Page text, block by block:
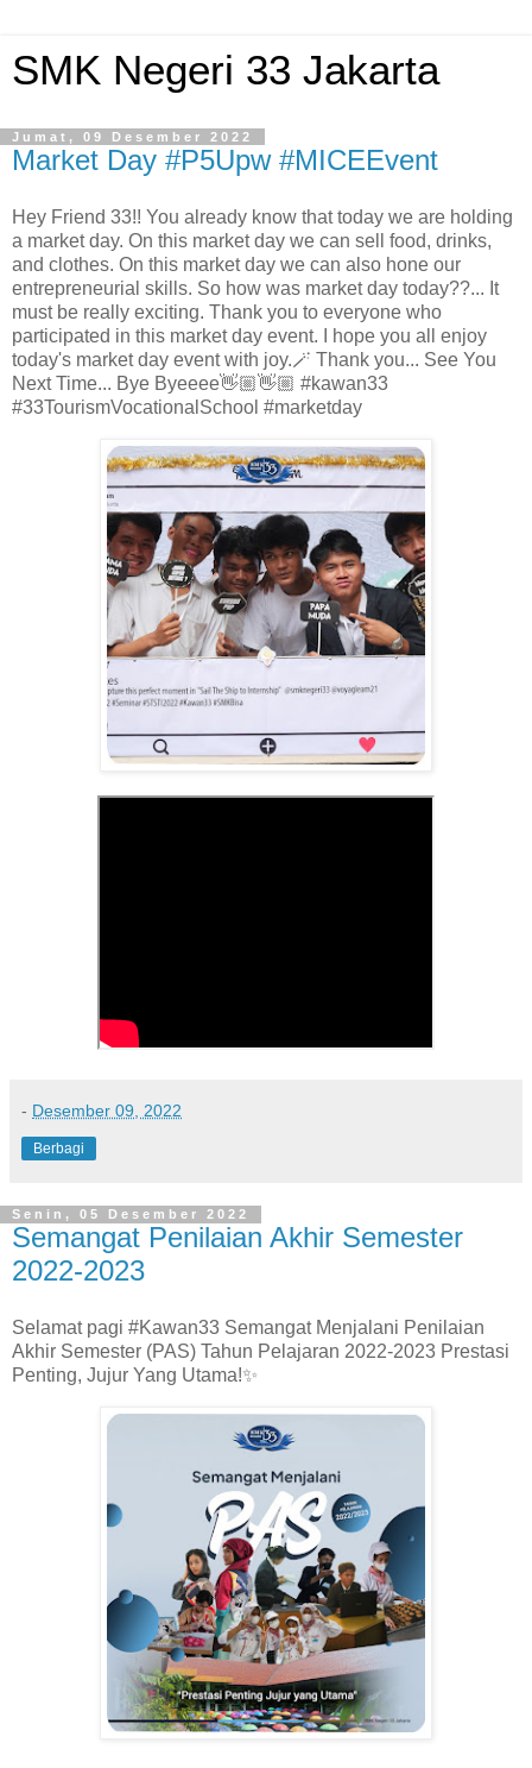
SMK Negeri 33 Jakarta
Jumat, 09 Desember 2022
Market Day #P5Upw #MICEEvent
Hey Friend 33!! You already know that today we are holding
a market day. On this market day we can sell food, drinks,
and clothes. On this market day we can also hone our
entrepreneurial skills. So how was market day today??... It
must be really exciting. Thank you to everyone who
participated in this market day event. I hope you all enjoy
today's market day event with joy.🪄 Thank you... See You
Next Time... Bye Byeeee👋🏼👋🏼 #kawan33
#33TourismVocationalSchool #marketday
- Desember 09, 2022
Berbagi
Senin, 05 Desember 2022
Semangat Penilaian Akhir Semester
2022-2023
Selamat pagi #Kawan33 Semangat Menjalani Penilaian
Akhir Semester (PAS) Tahun Pelajaran 2022-2023 Prestasi
Penting, Jujur Yang Utama!✨